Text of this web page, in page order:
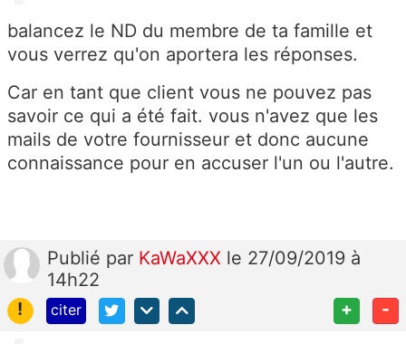
balancez le ND du membre de ta famille et
vous verrez qu'on aportera les réponses.
Car en tant que client vous ne pouvez pas
savoir ce qui a été fait. vous n'avez que les
mails de votre fournisseur et donc aucune
connaissance pour en accuser l'un ou l'autre.
Publié par KaWaXXX le 27/09/2019 à
14h22
!
citer + -